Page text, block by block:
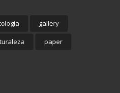
gallery
paper